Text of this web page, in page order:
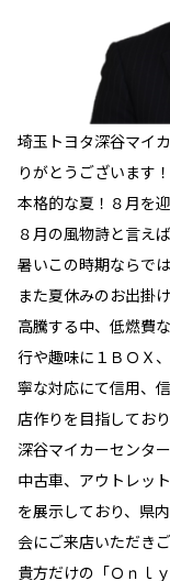
埼玉トヨタ深谷マイ
りがとうございます！
本格的な夏！８月を
８月の風物詩と言え
暑いこの時期ならで
また夏休みのお出掛
高騰する中、低燃費
行や趣味に１ＢＯＸ
寧な対応にて信用、
店作りを目指してお
深谷マイカーセンタ
中古車、アウトレッ
を展示しており、県
会にご来店いただき
貴方だけの「Ｏｎｌ